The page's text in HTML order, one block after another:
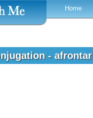
Home
- afrontar